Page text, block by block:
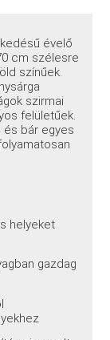
évelő
cm szélesre
színűek.
szirmai
felületűek.
és bár egyes
helyeket
gazdag